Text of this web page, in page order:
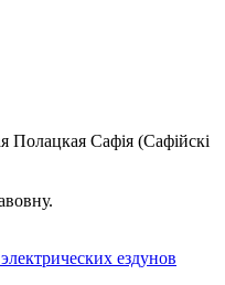
Полацкая Сафія (Сафійскі
ездунов